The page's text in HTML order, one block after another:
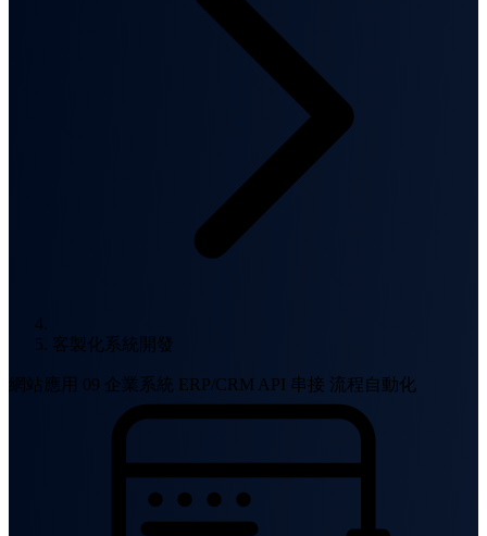
客製化系統開發
網站應用 09 企業系統 ERP/CRM API 串接 流程自動化